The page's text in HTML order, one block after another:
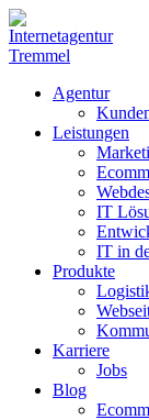
Weiter
zum
Inhalt
Agentur
Leistungen
IT
IT in
Produkte
Karriere
Jobs
Blog